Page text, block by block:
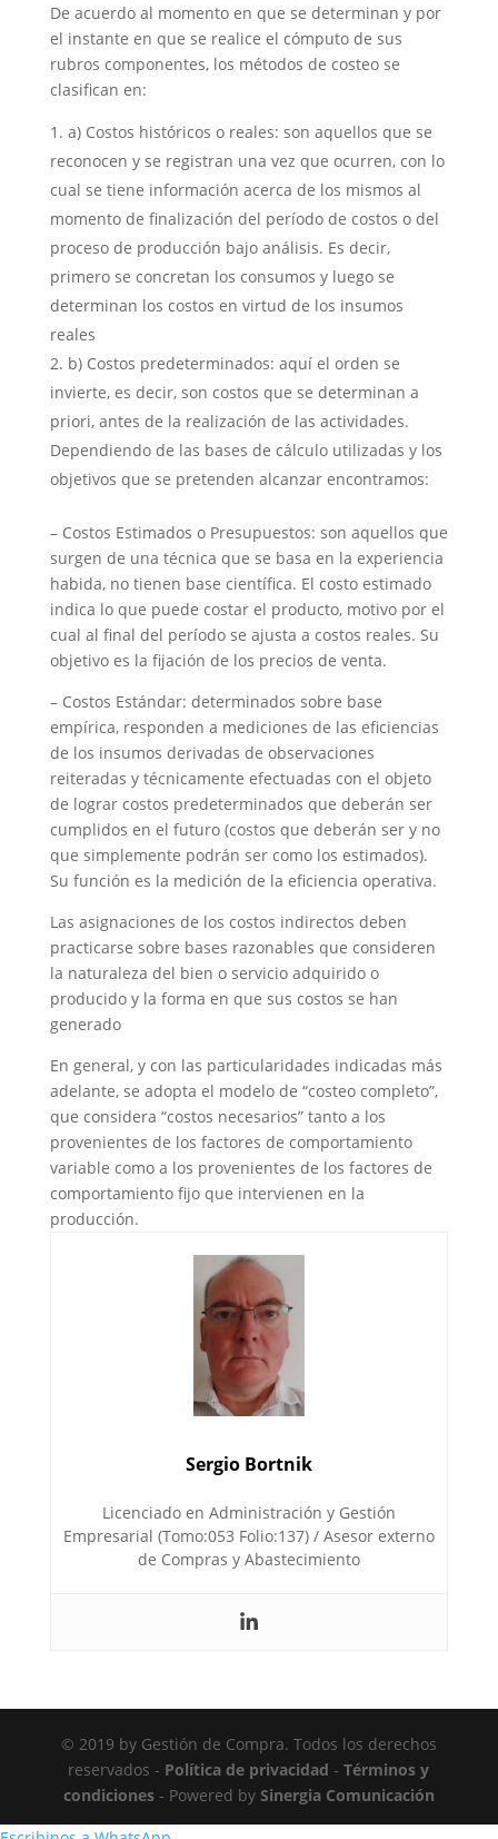
De acuerdo al momento en que se determinan y por
el instante en que se realice el cómputo de sus
rubros componentes, los métodos de costeo se
clasifican en:
a) Costos históricos o reales: son aquellos que se
reconocen y se registran una vez que ocurren, con lo
cual se tiene información acerca de los mismos al
momento de finalización del período de costos o del
proceso de producción bajo análisis. Es decir,
primero se concretan los consumos y luego se
determinan los costos en virtud de los insumos
reales
b) Costos predeterminados: aquí el orden se
invierte, es decir, son costos que se determinan a
priori, antes de la realización de las actividades.
Dependiendo de las bases de cálculo utilizadas y los
objetivos que se pretenden alcanzar encontramos:
– Costos Estimados o Presupuestos: son aquellos que
surgen de una técnica que se basa en la experiencia
habida, no tienen base científica. El costo estimado
indica lo que puede costar el producto, motivo por el
cual al final del período se ajusta a costos reales. Su
objetivo es la fijación de los precios de venta.
– Costos Estándar: determinados sobre base
empírica, responden a mediciones de las eficiencias
de los insumos derivadas de observaciones
reiteradas y técnicamente efectuadas con el objeto
de lograr costos predeterminados que deberán ser
cumplidos en el futuro (costos que deberán ser y no
que simplemente podrán ser como los estimados).
Su función es la medición de la eficiencia operativa.
Las asignaciones de los costos indirectos deben
practicarse sobre bases razonables que consideren
la naturaleza del bien o servicio adquirido o
producido y la forma en que sus costos se han
generado
En general, y con las particularidades indicadas más
adelante, se adopta el modelo de “costeo completo”,
que considera “costos necesarios” tanto a los
provenientes de los factores de comportamiento
variable como a los provenientes de los factores de
comportamiento fijo que intervienen en la
producción.
Sergio Bortnik
Licenciado en Administración y Gestión
Empresarial (Tomo:053 Folio:137) / Asesor externo
de Compras y Abastecimiento
© 2019 by Gestión de Compra. Todos los derechos
reservados - Política de privacidad -Términos y
condiciones- Powered by Sinergia Comunicación